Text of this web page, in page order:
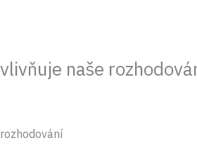
naše